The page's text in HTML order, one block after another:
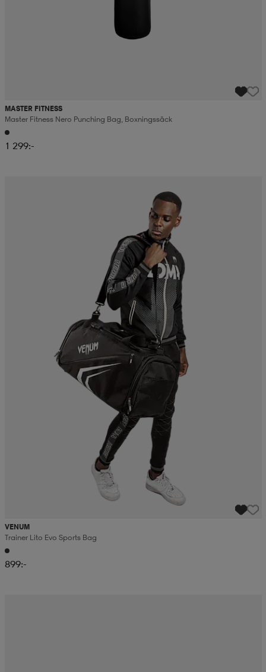
MASTER FITNESS
Master Fitness Nero Punching Bag, Boxningssäck
1 299:-
VENUM
Trainer Lito Evo Sports Bag
899:-